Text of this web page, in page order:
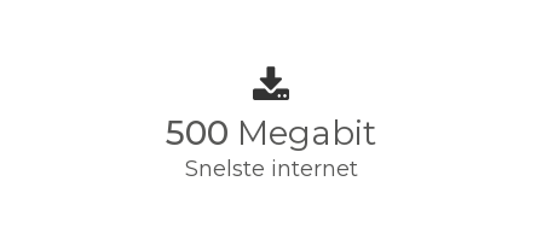
500 Megabit
Snelste internet